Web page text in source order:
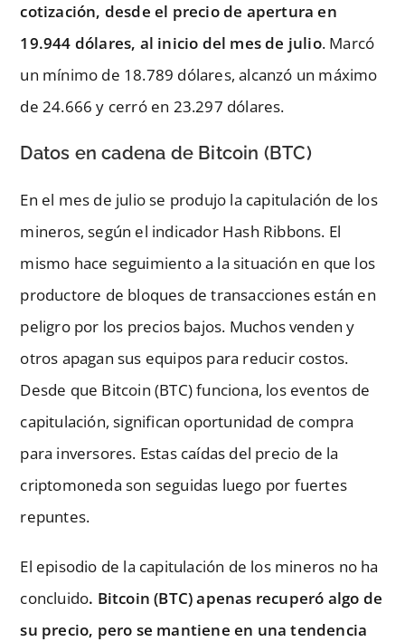
cotización, desde el precio de apertura en
19.944 dólares, al inicio del mes de julio. Marcó
un mínimo de 18.789 dólares, alcanzó un máximo
de 24.666 y cerró en 23.297 dólares.
Datos en cadena de Bitcoin (BTC)
En el mes de julio se produjo la capitulación de los
mineros, según el indicador Hash Ribbons. El
mismo hace seguimiento a la situación en que los
productore de bloques de transacciones están en
peligro por los precios bajos. Muchos venden y
otros apagan sus equipos para reducir costos.
Desde que Bitcoin (BTC) funciona, los eventos de
capitulación, significan oportunidad de compra
para inversores. Estas caídas del precio de la
criptomoneda son seguidas luego por fuertes
repuntes.
El episodio de la capitulación de los mineros no ha
concluido. Bitcoin (BTC) apenas recuperó algo de
su precio, pero se mantiene en una tendencia